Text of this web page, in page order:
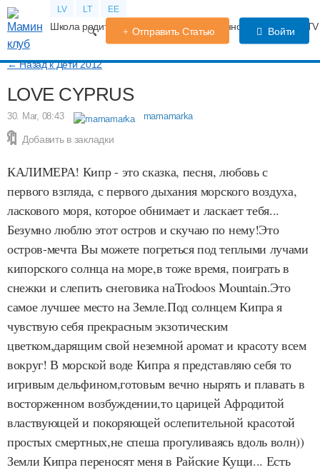
LV LT EE
Школа родителей Календарь беременности Форум
Отправить Статью Войти
← Назад к Дети 2012
LOVE CYPRUS
30. Mar, 08:43 mamamarka
Добавить в закладки
КАЛИМЕРА! Кипр - это сказка, песня, любовь с
первого взгляда, с первого дыхания морского воздуха,
ласкового моря, которое обнимает и ласкает тебя...
Безумно люблю этот остров и скучаю по нему!Это
остров-мечта Вы можете погреться под теплыми лучами
кипорского солнца на море,в тоже время, поиграть в
снежки и слепить снеговика наTrodoos Mountain.Это
самое лучшее место на Земле.Под солнцем Кипра я
чувствую себя прекрасным экзотическим
цветком,дарящим свой неземной аромат и красоту всем
вокруг! В морской воде Кипра я представляю себя то
игривым дельфином,готовым вечно нырять и плавать в
восторженном возбуждении,то царицей Афродитой
властвующей и покоряющей ослепительной красотой
простых смертных,не спеша прогуливаясь вдоль волн))
Земли Кипра переносят меня в Райские Кущи... Есть